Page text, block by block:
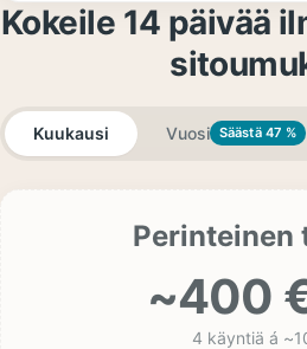
Kokeile 14 päivää
Kuukausi Vuosi Säästä 47 %
Perinteinen
~400
4 käyntiä á